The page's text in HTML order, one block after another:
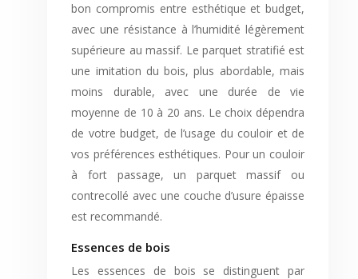
bon compromis entre esthétique et budget,
avec une résistance à l’humidité légèrement
supérieure au massif. Le parquet stratifié est
une imitation du bois, plus abordable, mais
moins durable, avec une durée de vie
moyenne de 10 à 20 ans. Le choix dépendra
de votre budget, de l’usage du couloir et de
vos préférences esthétiques. Pour un couloir
à fort passage, un parquet massif ou
contrecollé avec une couche d’usure épaisse
est recommandé.
Essences de bois
Les essences de bois se distinguent par